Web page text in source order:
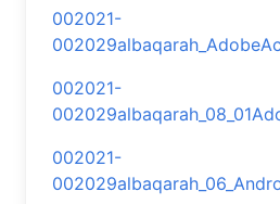
002021-
002021-
002021-